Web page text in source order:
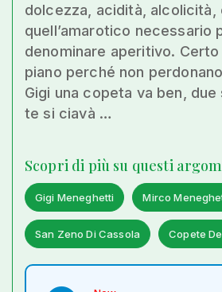
dolcezza, acidità, alcolicità,
quell’amarotico necessario
denominare aperitivo.
piano perché non
Gigi una copeta va ben,
te si ciavà …
Scopri di più su questi
Gigi Meneghetti Mirco
San Zeno Di Cassola Copete